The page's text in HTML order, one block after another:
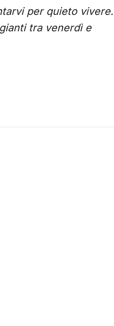
per quieto vivere.
tra venerdì e